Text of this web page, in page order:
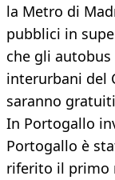
la Metro di
pubblici in
che gli
interurbani del
saranno
In Portogallo
Portogallo è
riferito il primo